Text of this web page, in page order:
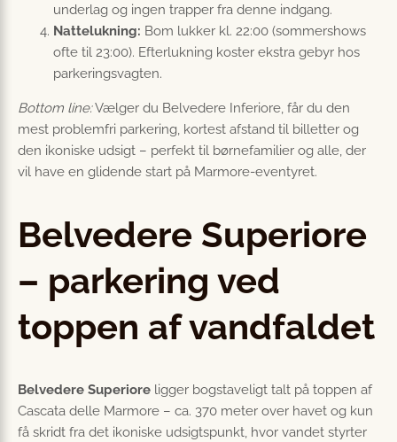
underlag og ingen trapper fra denne indgang.
Nattelukning: Bom lukker kl. 22:00 (sommershows
ofte til 23:00). Efterlukning koster ekstra gebyr hos
parkeringsvagten.
Bottom line:Vælger du Belvedere Inferiore, får du den
mest problemfri parkering, kortest afstand til billetter og
den ikoniske udsigt – perfekt til børnefamilier og alle, der
vil have en glidende start på Marmore-eventyret.
Belvedere Superiore
– parkering ved
toppen af vandfaldet
Belvedere Superiore ligger bogstaveligt talt på toppen af
Cascata delle Marmore – ca. 370 meter over havet og kun
få skridt fra det ikoniske udsigtspunkt, hvor vandet styrter